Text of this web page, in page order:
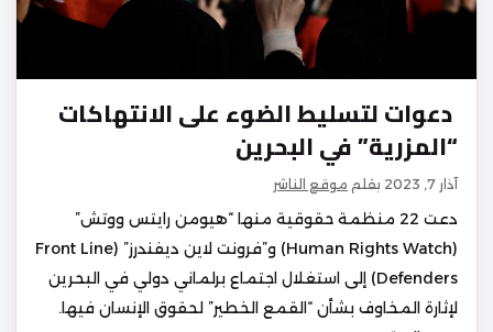
دعوات لتسليط الضوء على الانتهاكات
“المزرية” في البحرين
آذار 7, 2023 بقلم موقع الناشر
دعت 22 منظمة حقوقية منها “هيومن رايتس ووتش”
(Human Rights Watch) و”فرونت لاين ديفندرز” (Front Line
Defenders) إلى استغلال اجتماع برلماني دولي في البحرين
لإثارة المخاوف بشأن “القمع الخطير” لحقوق الإنسان فيها.